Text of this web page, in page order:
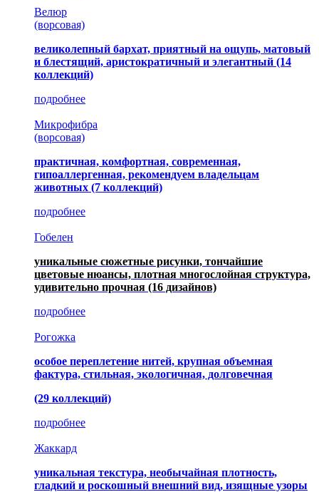
Велюр
(ворсовая)
великолепный бархат, приятный на ощупь, матовый
и блестящий, аристократичный и элегантный (14
коллекций)
подробнее
Микрофибра
(ворсовая)
практичная, комфортная, современная,
гипоаллергенная, рекомендуем владельцам
животных (7 коллекций)
подробнее
Гобелен
уникальные сюжетные рисунки, тончайшие
цветовые нюансы, плотная многослойная структура,
удивительно прочная (16 дизайнов)
подробнее
Рогожка
особое переплетение нитей, крупная объемная
фактура, стильная, экологичная, долговечная
(29 коллекций)
подробнее
Жаккард
уникальная текстура, необычайная плотность,
гладкий и роскошный внешний вид, изящные узоры